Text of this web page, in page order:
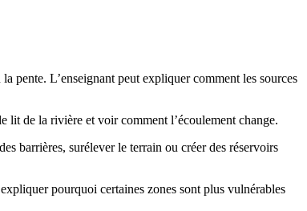
pente. L’enseignant peut expliquer comment les sources
lit de la rivière et voir comment l’écoulement change.
barrières, surélever le terrain ou créer des réservoirs
pourquoi certaines zones sont plus vulnérables